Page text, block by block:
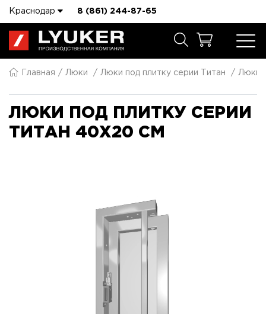
Краснодар 8 (861) 244-87-65
Главная Люки Люки под плитку серии Титан Люки
ЛЮКИ ПОД ПЛИТКУ СЕРИИ
ТИТАН 40X20 СМ